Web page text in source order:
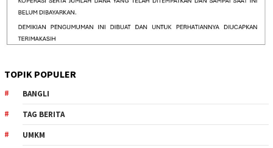
TOPIK POPULER
BANGLI
TAG BERITA
UMKM